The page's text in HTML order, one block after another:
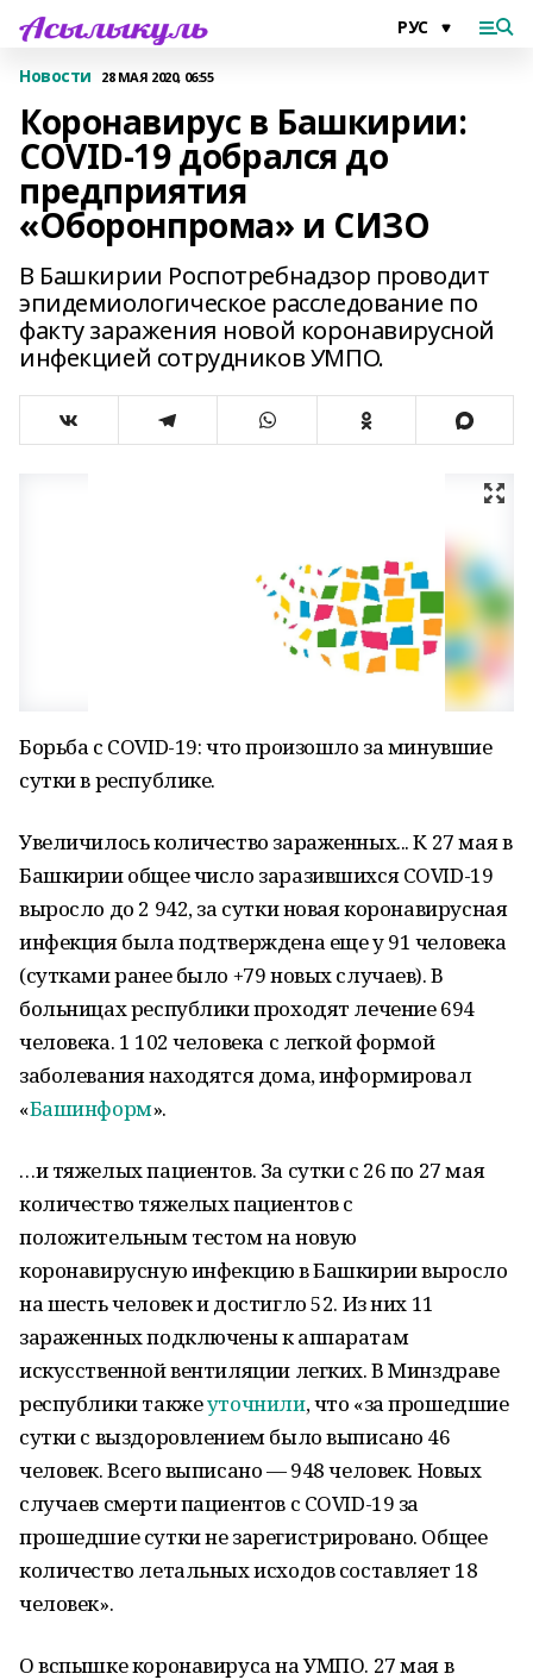
Новости 28 МАЯ 2020, 06:55
Коронавирус в Башкирии:
COVID-19 добрался до
предприятия
«Оборонпрома» и СИЗО
В Башкирии Роспотребнадзор проводит
эпидемиологическое расследование по
факту заражения новой коронавирусной
инфекцией сотрудников УМПО.
Борьба с COVID-19: что произошло за минувшие
сутки в республике.
Увеличилось количество зараженных... К 27 мая в
Башкирии общее число заразившихся COVID-19
выросло до 2 942, за сутки новая коронавирусная
инфекция была подтверждена еще у 91 человека
(сутками ранее было +79 новых случаев). В
больницах республики проходят лечение 694
человека. 1 102 человека с легкой формой
заболевания находятся дома, информировал
«Башинформ».
…и тяжелых пациентов. За сутки с 26 по 27 мая
количество тяжелых пациентов с
положительным тестом на новую
коронавирусную инфекцию в Башкирии выросло
на шесть человек и достигло 52. Из них 11
зараженных подключены к аппаратам
искусственной вентиляции легких. В Минздраве
республики такжеуточнили, что «за прошедшие
сутки с выздоровлением было выписано 46
человек. Всего выписано — 948 человек. Новых
случаев смерти пациентов с COVID-19 за
прошедшие сутки не зарегистрировано. Общее
количество летальных исходов составляет 18
человек».
О вспышке коронавируса на УМПО. 27 мая в